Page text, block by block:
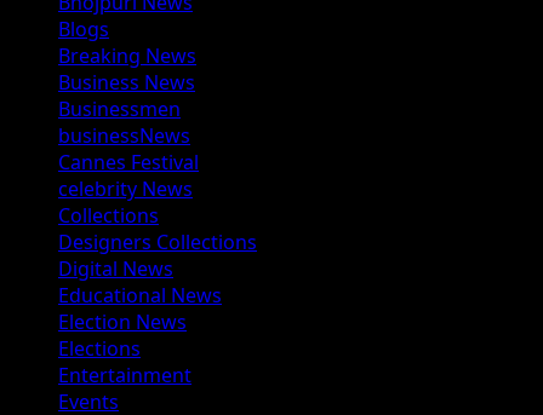
Blogs
Breaking News
Business News
Businessmen
businessNews
Cannes Festival
celebrity News
Collections
Designers Collections
Digital News
Educational News
Election News
Elections
Entertainment
Events